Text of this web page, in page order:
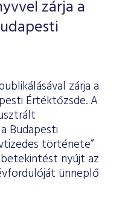
zárja a
zárja a
Értéktőzsde. A
Budapesti
története”
nyújt az
ünneplő